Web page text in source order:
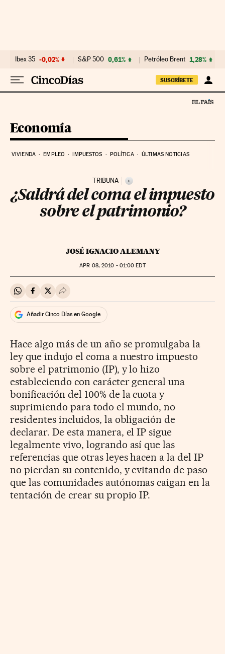
Ibex 35 -0,02% S&P 500 0,61% Petróleo Brent 1,28%
SUSCRÍBETE
Economía
VIVIENDA EMPLEO IMPUESTOS POLÍTICA ÚLTIMAS NOTICIAS
TRIBUNA i
¿Saldrá del coma el impuesto
sobre el patrimonio?
JOSÉ IGNACIO ALEMANY
APR 08, 2010 - 01:00 EDT
Compartir en Whatsapp
Compartir en Facebook
Compartir en Twitter
Desplegar Redes Sociales
Añadir Cinco Días en Google
Hace algo más de un año se promulgaba la
ley que indujo el coma a nuestro impuesto
sobre el patrimonio (IP), y lo hizo
estableciendo con carácter general una
bonificación del 100% de la cuota y
suprimiendo para todo el mundo, no
residentes incluidos, la obligación de
declarar. De esta manera, el IP sigue
legalmente vivo, logrando así que las
referencias que otras leyes hacen a la del IP
no pierdan su contenido, y evitando de paso
que las comunidades autónomas caigan en la
tentación de crear su propio IP.